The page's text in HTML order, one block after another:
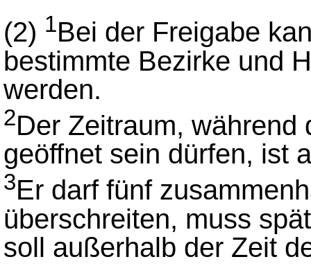
(2) 1Bei der Freigabe
bestimmte Bezirke und
werden.
2Der Zeitraum,
geöffnet sein dürfen, ist
3Er darf fünf
überschreiten, muss
soll außerhalb der Zeit